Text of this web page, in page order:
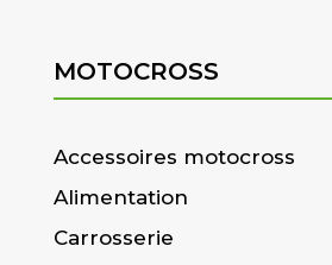
MOTOCROSS
Accessoires motocross
Alimentation
Carrosserie